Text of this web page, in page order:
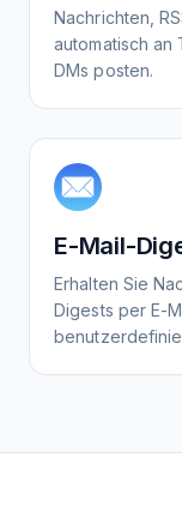
Nachrichten,
automatisch
DMs posten.
E-Mail-
Erhalten Sie
Digests per E-